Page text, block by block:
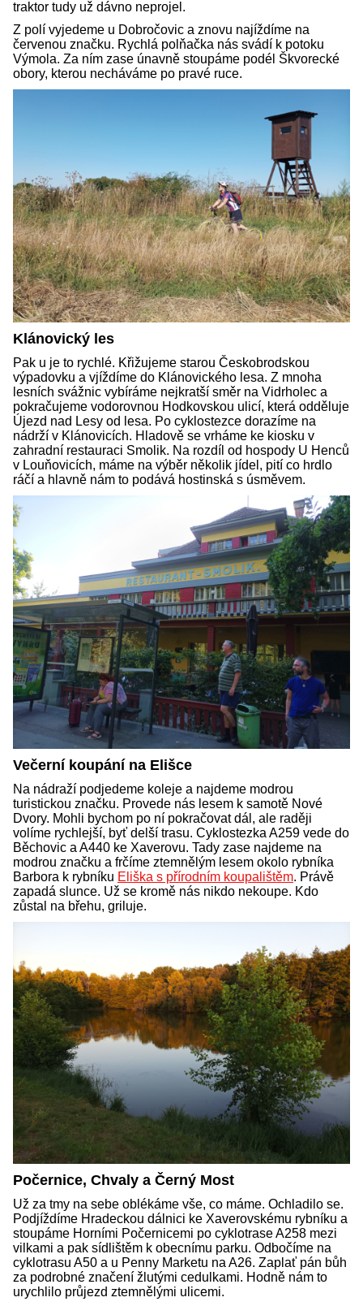
traktor tudy už dávno neprojel.
Z polí vyjedeme u Dobročovic a znovu najíždíme na
červenou značku. Rychlá polňačka nás svádí k potoku
Výmola. Za ním zase únavně stoupáme podél Škvorecké
obory, kterou necháváme po pravé ruce.
Klánovický les
Pak u je to rychlé. Křižujeme starou Českobrodskou
výpadovku a vjíždíme do Klánovického lesa. Z mnoha
lesních svážnic vybíráme nejkratší směr na Vidrholec a
pokračujeme vodorovnou Hodkovskou ulicí, která odděluje
Újezd nad Lesy od lesa. Po cyklostezce dorazíme na
nádrží v Klánovicích. Hladově se vrháme ke kiosku v
zahradní restauraci Smolik. Na rozdíl od hospody U Henců
v Louňovicích, máme na výběr několik jídel, pití co hrdlo
ráčí a hlavně nám to podává hostinská s úsměvem.
Večerní koupání na Elišce
Na nádraží podjedeme koleje a najdeme modrou
turistickou značku. Provede nás lesem k samotě Nové
Dvory. Mohli bychom po ní pokračovat dál, ale raději
volíme rychlejší, byť delší trasu. Cyklostezka A259 vede do
Běchovic a A440 ke Xaverovu. Tady zase najdeme na
modrou značku a frčíme ztemnělým lesem okolo rybníka
Barbora k rybníku Eliška s přírodním koupalištěm. Právě
zapadá slunce. Už se kromě nás nikdo nekoupe. Kdo
zůstal na břehu, griluje.
Počernice, Chvaly a Černý Most
Už za tmy na sebe oblékáme vše, co máme. Ochladilo se.
Podjíždíme Hradeckou dálnici ke Xaverovskému rybníku a
stoupáme Horními Počernicemi po cyklotrase A258 mezi
vilkami a pak sídlištěm k obecnímu parku. Odbočíme na
cyklotrasu A50 a u Penny Marketu na A26. Zaplať pán bůh
za podrobné značení žlutými cedulkami. Hodně nám to
urychlilo průjezd ztemnělými ulicemi.